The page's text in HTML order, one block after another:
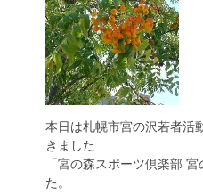
本日は札幌市宮の沢若者活
きました
「宮の森スポーツ倶楽部
た。